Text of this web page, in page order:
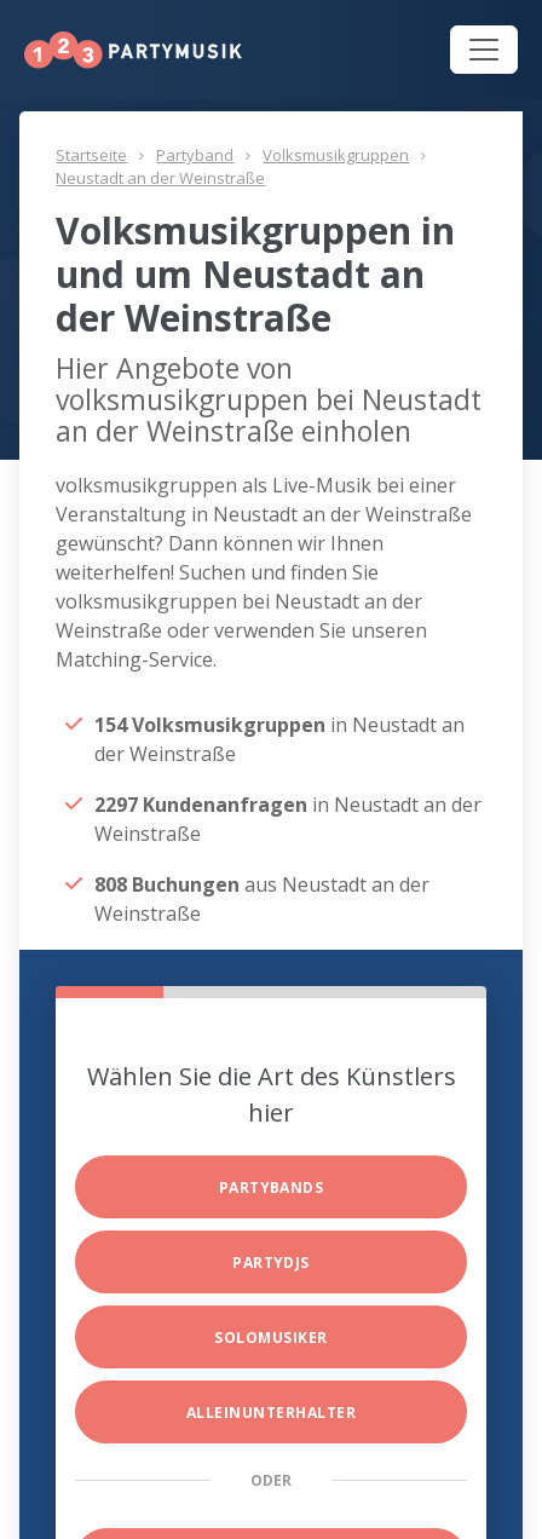
Startseite Partyband
Volksmusikgruppen
Neustadt an der Weinstraße
Volksmusikgruppen in
und um Neustadt an
der Weinstraße
Hier Angebote von
volksmusikgruppen bei Neustadt
an der Weinstraße einholen
volksmusikgruppen als Live-Musik bei einer
Veranstaltung in Neustadt an der Weinstraße
gewünscht? Dann können wir Ihnen
weiterhelfen! Suchen und finden Sie
volksmusikgruppen bei Neustadt an der
Weinstraße oder verwenden Sie unseren
Matching-Service.
154 Volksmusikgruppen in Neustadt an
der Weinstraße
2297 Kundenanfragen in Neustadt an der
Weinstraße
808 Buchungen aus Neustadt an der
Weinstraße
Wählen Sie die Art des Künstlers
hier
PARTYBANDS
PARTYDJS
SOLOMUSIKER
ALLEINUNTERHALTER
ODER